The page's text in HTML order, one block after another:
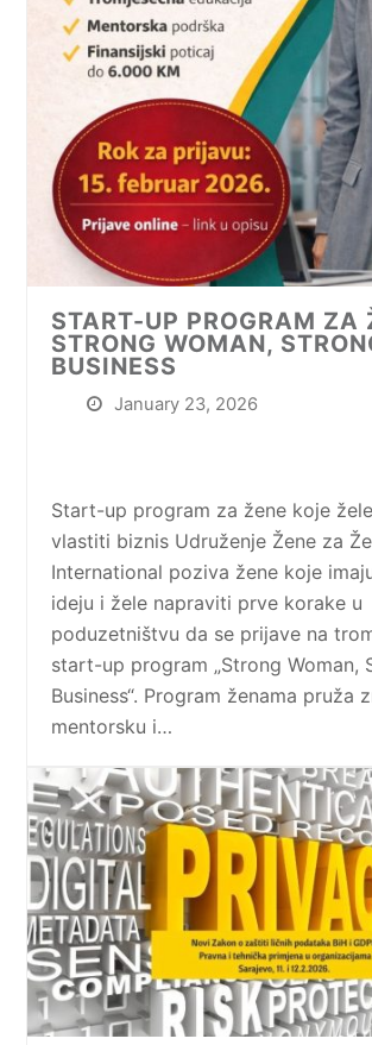
START-UP PROGRAM ZA
STRONG WOMAN,
BUSINESS
January 23, 2026
Start-up program za žene koje
vlastiti biznis Udruženje Žene za
International poziva žene koje
ideju i žele napraviti prve korake u
poduzetništvu da se prijave na
start-up program „Strong Woman,
Business“. Program ženama pruža
mentorsku i…